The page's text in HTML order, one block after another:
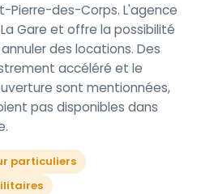
Pierre-des-Corps. L'agence
Gare et offre la possibilité
des locations. Des
accéléré et le
sont mentionnées,
pas disponibles dans
particuliers